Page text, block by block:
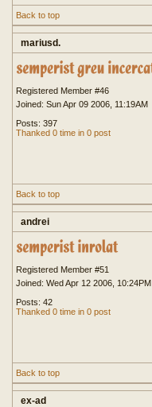
Back to top
mariusd.
Registered Member #46
Joined: Sun Apr 09 2006, 11:19AM
Posts: 397
Thanked 0 time in 0 post
Back to top
andrei
Registered Member #51
Joined: Wed Apr 12 2006, 10:24PM
Posts: 42
Thanked 0 time in 0 post
Back to top
ex-ad